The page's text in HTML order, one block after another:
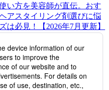
せたグリース（ポマード）の使い
が直伝。おすすめのヘアスタイリ
に悩むメンズは必見！【2026年7